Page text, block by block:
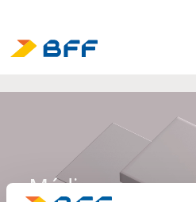
Média